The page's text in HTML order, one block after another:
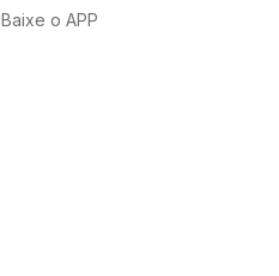
Baixe o APP